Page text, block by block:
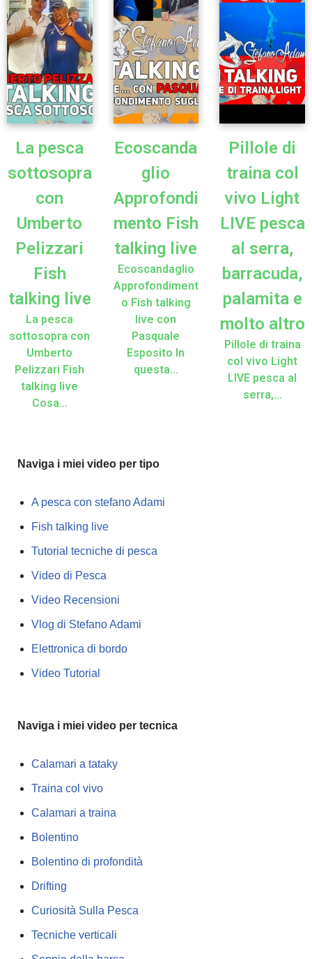
La pesca
sottosopra
con
Umberto
Pelizzari
Fish
talking live
La pesca
sottosopra con
Umberto
Pelizzari Fish
talking live
Cosa…
Ecoscanda
glio
Approfondi
mento Fish
talking live
Ecoscandaglio
Approfondiment
o Fish talking
live con
Pasquale
Esposito In
questa…
Pillole di
traina col
vivo Light
LIVE pesca
al serra,
barracuda,
palamita e
molto altro
Pillole di traina
col vivo Light
LIVE pesca al
serra,…
Naviga i miei video per tipo
A pesca con stefano Adami
Fish talking live
Tutorial tecniche di pesca
Video di Pesca
Video Recensioni
Vlog di Stefano Adami
Elettronica di bordo
Video Tutorial
Naviga i miei video per tecnica
Calamari a tataky
Traina col vivo
Calamari a traina
Bolentino
Bolentino di profondità
Drifting
Curiosità Sulla Pesca
Tecniche verticali